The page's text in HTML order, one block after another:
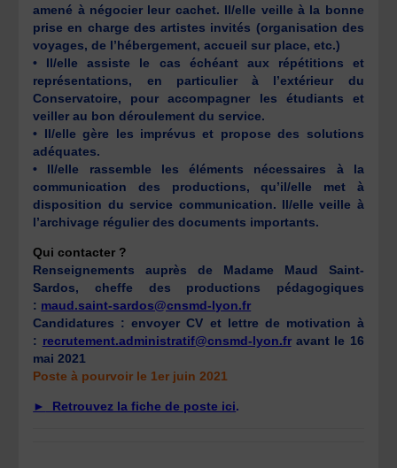
amené à négocier leur cachet. Il/elle veille à la bonne
prise en charge des artistes invités (organisation des
voyages, de l’hébergement, accueil sur place, etc.)
• Il/elle assiste le cas échéant aux répétitions et
représentations, en particulier à l’extérieur du
Conservatoire, pour accompagner les étudiants et
veiller au bon déroulement du service.
• Il/elle gère les imprévus et propose des solutions
adéquates.
• Il/elle rassemble les éléments nécessaires à la
communication des productions, qu’il/elle met à
disposition du service communication. Il/elle veille à
l’archivage régulier des documents importants.
Qui contacter ?
Renseignements auprès de Madame Maud Saint-
Sardos, cheffe des productions pédagogiques
: maud.saint-sardos@cnsmd-lyon.fr
Candidatures : envoyer CV et lettre de motivation à
: recrutement.administratif@cnsmd-lyon.fr avant le 16
mai 2021
Poste à pourvoir le 1er juin 2021
► Retrouvez la fiche de poste ici.